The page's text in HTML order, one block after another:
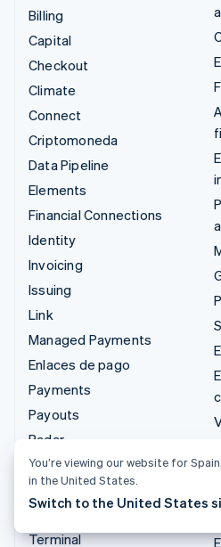
Billing
Capital
Checkout
Climate
Connect
Criptomoneda
Data Pipeline
Elements
Financial Connections
Identity
Invoicing
Issuing
Link
Managed Payments
Enlaces de pago
Payments
Payouts
Radar
Revenue Recognition
Stripe Sigma
Tax
Terminal
You’re viewing our website for
in the United States.
Switch to the United States